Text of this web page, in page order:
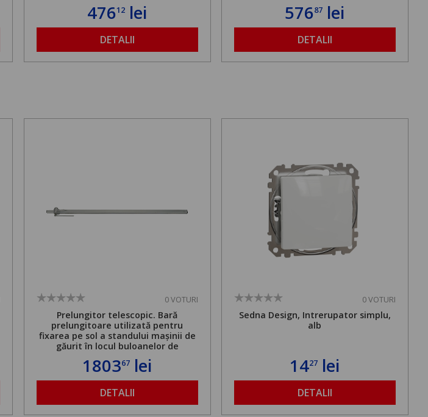
47612 lei
DETALII
57687 lei
DETALII
0 VOTURI
Prelungitor telescopic. Bară
prelungitoare utilizată pentru
fixarea pe sol a standului mașinii de
găurit în locul buloanelor de
de 500 kg și înălțime reglabilă de la
180367 lei
DETALII
0 VOTURI
Sedna Design, Intrerupator simplu,
alb
1427 lei
DETALII